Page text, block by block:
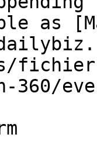
as
360/